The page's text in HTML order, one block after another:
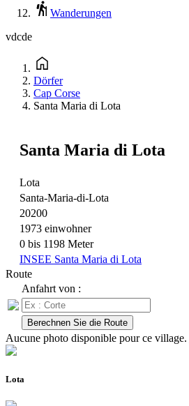
Wanderungen
vdcde
Dörfer
Cap Corse
Santa Maria di Lota
Santa Maria di Lota
Lota
Santa-Maria-di-Lota
20200
1973 einwohner
0 bis 1198 Meter
INSEE Santa Maria di Lota
Route
Anfahrt von :
Aucune photo disponible pour ce village.
Lota